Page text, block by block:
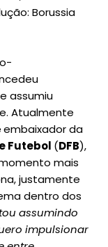
Borussia
e assumiu
Atualmente
embaixador da
Futebol (DFB),
mais
justamente
dentro dos
assumindo
impulsionar